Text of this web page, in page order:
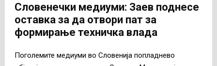
Словенечки медиуми: Заев поднесе
оставка за да отвори пат за
формирање техничка влада
Поголемите медиуми во Словенија попладнево